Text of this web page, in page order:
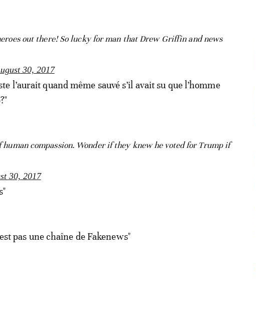
out there! So lucky for man that Drew Griffin and news
30, 2017
l’aurait quand même sauvé s’il avait su que l’homme
human compassion. Wonder if they knew he voted for Trump if
30, 2017
pas une chaîne de Fakenews"